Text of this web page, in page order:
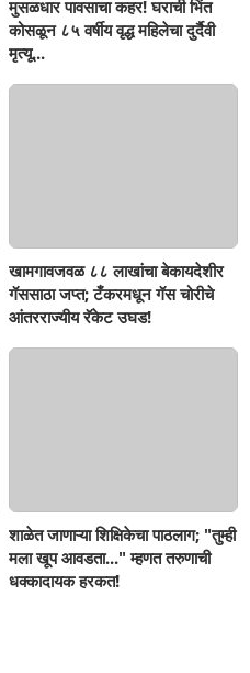
मुसळधार पावसाचा कहर! घराची भिंत
कोसळून ८५ वर्षीय वृद्ध महिलेचा दुर्दैवी
मृत्यू...
खामगावजवळ ८८ लाखांचा बेकायदेशीर
गॅससाठा जप्त; टँकरमधून गॅस चोरीचे
आंतरराज्यीय रॅकेट उघड!
शाळेत जाणाऱ्या शिक्षिकेचा पाठलाग; "तुम्ही
मला खूप आवडता..." म्हणत तरुणाची
धक्कादायक हरकत!